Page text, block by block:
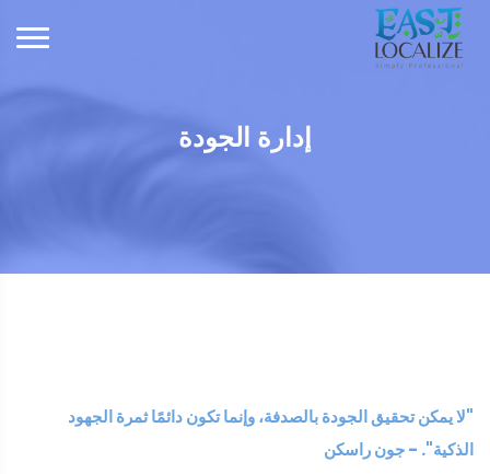
إدارة الجودة
"لا يمكن تحقيق الجودة بالصدفة، وإنما تكون دائمًا ثمرة الجهود
الذكية". - جون راسكن